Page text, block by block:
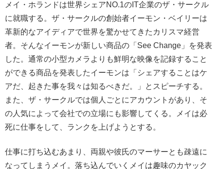
メイ・ホランドは世界シェアNO.1のIT企業のザ・サークル
に就職する。ザ・サークルの創始者イーモン・ベイリーは
革新的なアイディアで世界を驚かせてきたカリスマ経営
者。そんなイーモンが新しい商品の「See Change」を発表
した。通常の小型カメラよりも鮮明な映像を記録すること
ができる商品を発表したイーモンは「シェアすることはケ
アだ、起きた事を我々は知るべきだ。」とスピーチする。
また、ザ・サークルでは個人ごとにアカウントがあり、そ
の人気によって会社での立場にも影響してくる。メイは必
死に仕事をして、ランクを上げようとする。
仕事に打ち込むあまり、両親や彼氏のマーサーとも疎遠に
なってしまうメイ。落ち込んでいくメイは趣味のカヤック